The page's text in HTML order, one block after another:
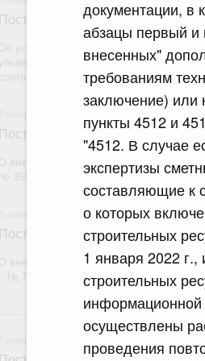
документации, в
абзацы первый и
внесенных"
требованиям
заключение) или
пункты 4512 и
"4512. В случае
экспертизы
составляющие к
о которых
строительных
1 января 2022
строительных
информационной
осуществлены
проведения
Постановление Правительства
Об установлении случая, при котором
убывать из Российской Федерации в
соответствии с Таможенным кодексом
Постановление Правительства
О внесении изменений в постановление
Постановление Правительства
О внесении изменения в постановление